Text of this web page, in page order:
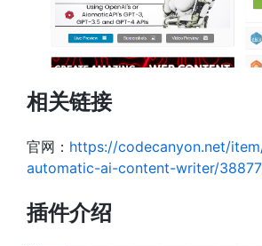
相关链接
官网： https://codecanyon.net/
automatic-ai-content-writer/
插件介绍